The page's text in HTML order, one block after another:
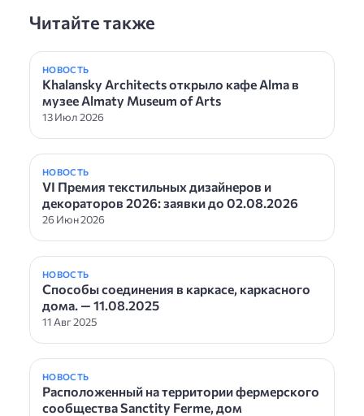
Читайте также
НОВОСТЬ
Khalansky Architects открыло кафе Alma в
музее Almaty Museum of Arts
13 Июл 2026
НОВОСТЬ
VI Премия текстильных дизайнеров и
декораторов 2026: заявки до 02.08.2026
26 Июн 2026
НОВОСТЬ
Способы соединения в каркасе, каркасного
дома. — 11.08.2025
11 Авг 2025
НОВОСТЬ
Расположенный на территории фермерского
сообщества Sanctity Ferme, дом